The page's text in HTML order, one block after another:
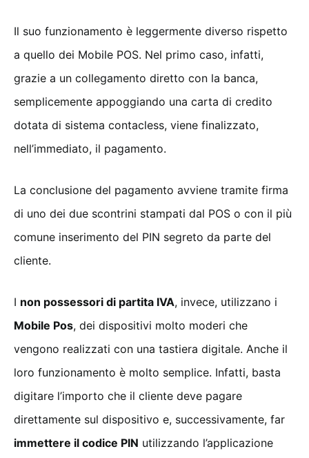
Il suo funzionamento è leggermente diverso rispetto
a quello dei Mobile POS. Nel primo caso, infatti,
grazie a un collegamento diretto con la banca,
semplicemente appoggiando una carta di credito
dotata di sistema contacless, viene finalizzato,
nell’immediato, il pagamento.
La conclusione del pagamento avviene tramite firma
di uno dei due scontrini stampati dal POS o con il più
comune inserimento del PIN segreto da parte del
cliente.
I non possessori di partita IVA, invece, utilizzano i
Mobile Pos, dei dispositivi molto moderi che
vengono realizzati con una tastiera digitale. Anche il
loro funzionamento è molto semplice. Infatti, basta
digitare l’importo che il cliente deve pagare
direttamente sul dispositivo e, successivamente, far
immettere il codice PIN utilizzando l’applicazione